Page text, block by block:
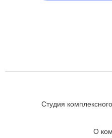
Студия
О